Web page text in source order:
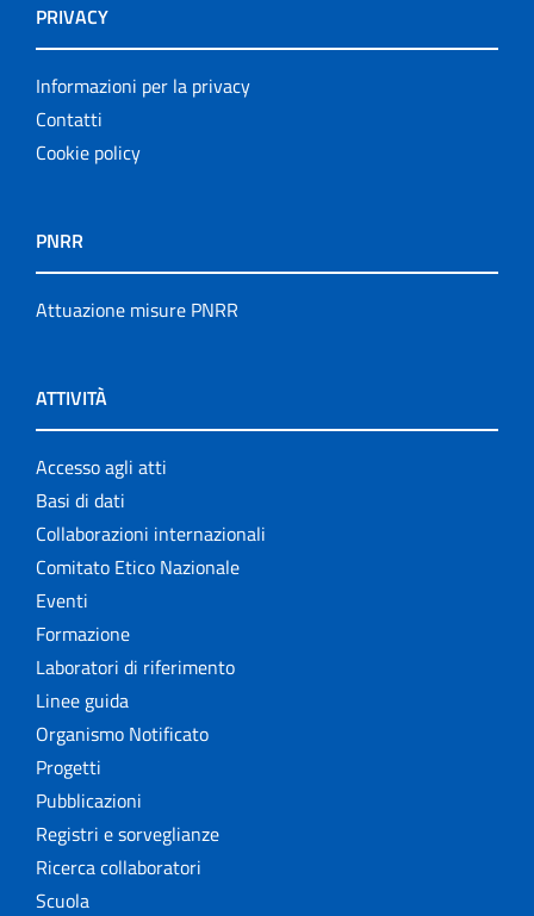
PRIVACY
Informazioni per la privacy
Contatti
Cookie policy
PNRR
Attuazione misure PNRR
ATTIVITÀ
Accesso agli atti
Basi di dati
Collaborazioni internazionali
Comitato Etico Nazionale
Eventi
Formazione
Laboratori di riferimento
Linee guida
Organismo Notificato
Progetti
Pubblicazioni
Registri e sorveglianze
Ricerca collaboratori
Scuola